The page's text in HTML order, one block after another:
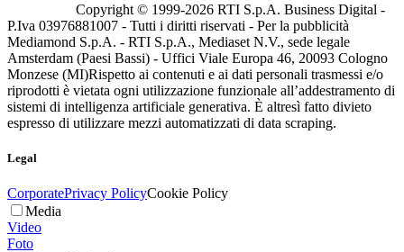
Copyright © 1999-2026 RTI S.p.A. Business Digital -
P.Iva 03976881007 - Tutti i diritti riservati - Per la pubblicità
Mediamond S.p.A. - RTI S.p.A., Mediaset N.V., sede legale
Amsterdam (Paesi Bassi) - Uffici Viale Europa 46, 20093 Cologno
Monzese (MI)Rispetto ai contenuti e ai dati personali trasmessi e/o
riprodotti è vietata ogni utilizzazione funzionale all’addestramento di
sistemi di intelligenza artificiale generativa. È altresì fatto divieto
espresso di utilizzare mezzi automatizzati di data scraping.
Legal
CorporatePrivacy PolicyCookie Policy
Media
Video
Foto